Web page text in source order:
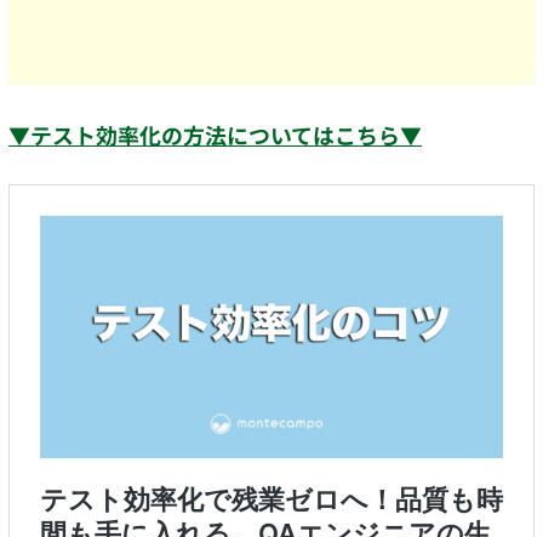
▼テスト効率化の方法についてはこちら▼